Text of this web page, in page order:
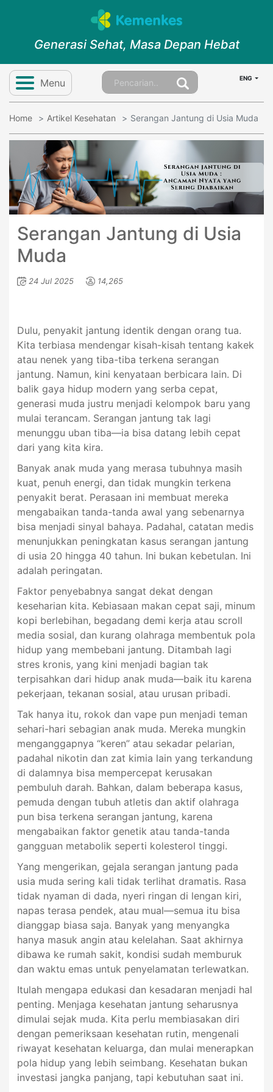
Generasi Sehat, Masa Depan Hebat
Menu ENG
Home Artikel Kesehatan Serangan Jantung di Usia Muda
Serangan Jantung di Usia
Muda
24 Jul 2025 14,265
Dulu, penyakit jantung identik dengan orang tua.
Kita terbiasa mendengar kisah-kisah tentang kakek
atau nenek yang tiba-tiba terkena serangan
jantung. Namun, kini kenyataan berbicara lain. Di
balik gaya hidup modern yang serba cepat,
generasi muda justru menjadi kelompok baru yang
mulai terancam. Serangan jantung tak lagi
menunggu uban tiba—ia bisa datang lebih cepat
dari yang kita kira.
Banyak anak muda yang merasa tubuhnya masih
kuat, penuh energi, dan tidak mungkin terkena
penyakit berat. Perasaan ini membuat mereka
mengabaikan tanda-tanda awal yang sebenarnya
bisa menjadi sinyal bahaya. Padahal, catatan medis
menunjukkan peningkatan kasus serangan jantung
di usia 20 hingga 40 tahun. Ini bukan kebetulan. Ini
adalah peringatan.
Faktor penyebabnya sangat dekat dengan
keseharian kita. Kebiasaan makan cepat saji, minum
kopi berlebihan, begadang demi kerja atau scroll
media sosial, dan kurang olahraga membentuk pola
hidup yang membebani jantung. Ditambah lagi
stres kronis, yang kini menjadi bagian tak
terpisahkan dari hidup anak muda—baik itu karena
pekerjaan, tekanan sosial, atau urusan pribadi.
Tak hanya itu, rokok dan vape pun menjadi teman
sehari-hari sebagian anak muda. Mereka mungkin
menganggapnya “keren” atau sekadar pelarian,
padahal nikotin dan zat kimia lain yang terkandung
di dalamnya bisa mempercepat kerusakan
pembuluh darah. Bahkan, dalam beberapa kasus,
pemuda dengan tubuh atletis dan aktif olahraga
pun bisa terkena serangan jantung, karena
mengabaikan faktor genetik atau tanda-tanda
gangguan metabolik seperti kolesterol tinggi.
Yang mengerikan, gejala serangan jantung pada
usia muda sering kali tidak terlihat dramatis. Rasa
tidak nyaman di dada, nyeri ringan di lengan kiri,
napas terasa pendek, atau mual—semua itu bisa
dianggap biasa saja. Banyak yang menyangka
hanya masuk angin atau kelelahan. Saat akhirnya
dibawa ke rumah sakit, kondisi sudah memburuk
dan waktu emas untuk penyelamatan terlewatkan.
Itulah mengapa edukasi dan kesadaran menjadi hal
penting. Menjaga kesehatan jantung seharusnya
dimulai sejak muda. Kita perlu membiasakan diri
dengan pemeriksaan kesehatan rutin, mengenali
riwayat kesehatan keluarga, dan mulai menerapkan
pola hidup yang lebih seimbang. Kesehatan bukan
investasi jangka panjang, tapi kebutuhan saat ini.